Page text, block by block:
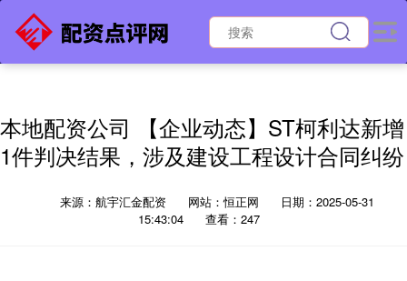
本地配资公司 【企业动态】ST柯利达新增
1件判决结果，涉及建设工程设计合同纠纷
来源：航宇汇金配资 网站：恒正网
日期：2025-05-31
15:43:04
查看：247